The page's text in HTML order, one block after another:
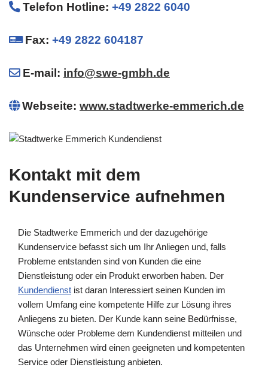
Telefon Hotline: +49 2822 6040
Fax: +49 2822 604187
E-mail: info@swe-gmbh.de
Webseite: www.stadtwerke-emmerich.de
Kontakt mit dem
Kundenservice aufnehmen
Die Stadtwerke Emmerich und der dazugehörige
Kundenservice befasst sich um Ihr Anliegen und, falls
Probleme entstanden sind von Kunden die eine
Dienstleistung oder ein Produkt erworben haben. Der
Kundendienst ist daran Interessiert seinen Kunden im
vollem Umfang eine kompetente Hilfe zur Lösung ihres
Anliegens zu bieten. Der Kunde kann seine Bedürfnisse,
Wünsche oder Probleme dem Kundendienst mitteilen und
das Unternehmen wird einen geeigneten und kompetenten
Service oder Dienstleistung anbieten.